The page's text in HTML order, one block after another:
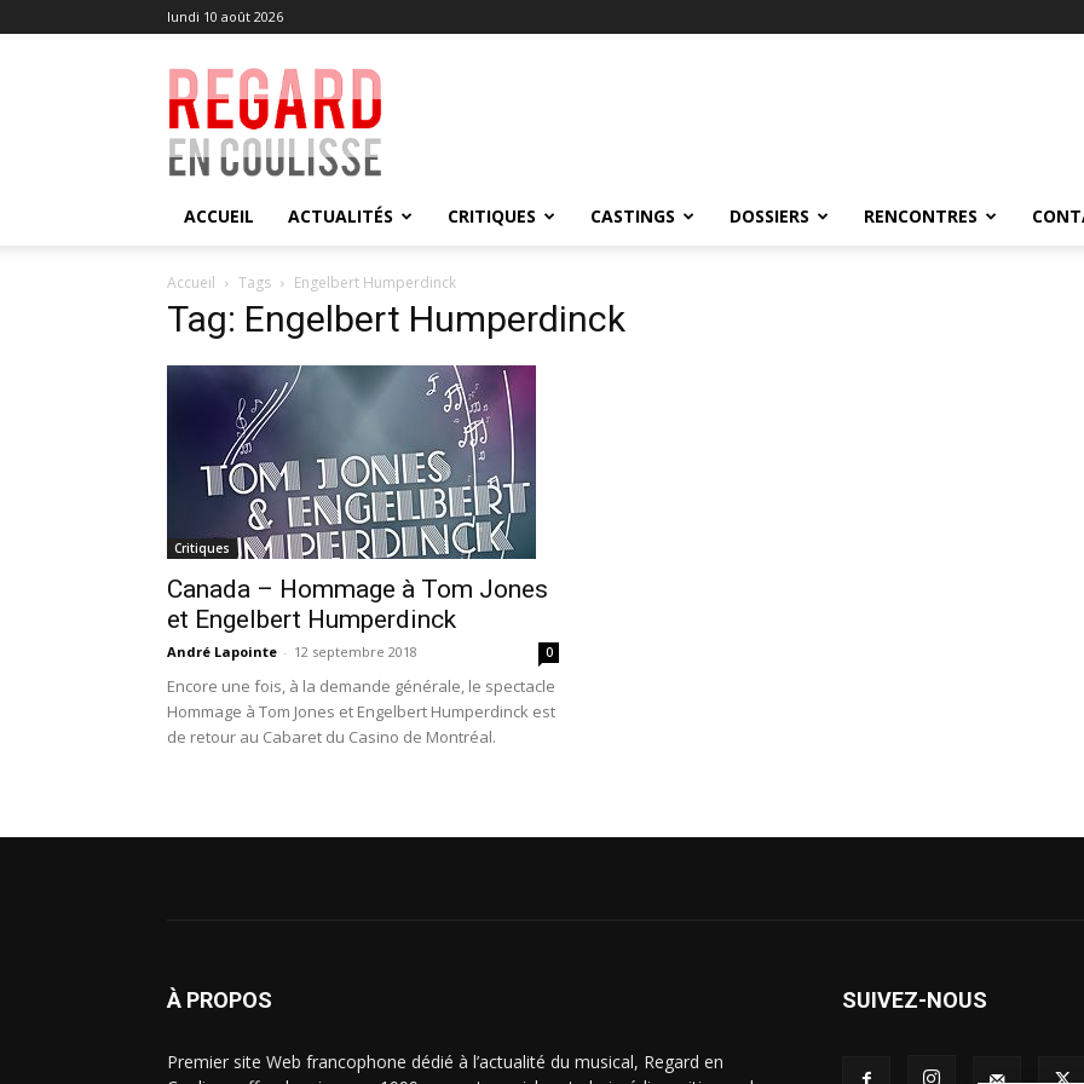
lundi 10 août 2026
Regard
en
Coulisse
ACCUEIL ACTUALITÉS CRITIQUES CASTINGS DOSSIERS RENCONTRES
Accueil Tags Engelbert Humperdinck
Tag: Engelbert Humperdinck
Critiques
Canada – Hommage à Tom Jones
et Engelbert Humperdinck
André Lapointe - 12 septembre 2018 0
Encore une fois, à la demande générale, le spectacle
Hommage à Tom Jones et Engelbert Humperdinck est
de retour au Cabaret du Casino de Montréal.
À PROPOS
Premier site Web francophone dédié à l’actualité du musical, Regard en
SUIVEZ-NOUS